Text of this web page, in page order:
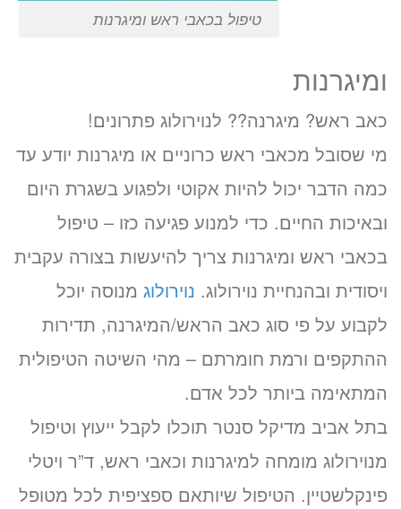
טיפול בכאבי ראש ומיגרנות
ומיגרנות
כאב ראש? מיגרנה?? לנוירולוג פתרונים!
מי שסובל מכאבי ראש כרוניים או מיגרנות יודע עד
כמה הדבר יכול להיות אקוטי ולפגוע בשגרת היום
ובאיכות החיים. כדי למנוע פגיעה כזו – טיפול
בכאבי ראש ומיגרנות צריך להיעשות בצורה עקבית
ויסודית ובהנחיית נוירולוג. נוירולוג מנוסה יוכל
לקבוע על פי סוג כאב הראש/המיגרנה, תדירות
ההתקפים ורמת חומרתם – מהי השיטה הטיפולית
המתאימה ביותר לכל אדם.
בתל אביב מדיקל סנטר תוכלו לקבל ייעוץ וטיפול
מנוירולוג מומחה למיגרנות וכאבי ראש, ד”ר ויטלי
פינקלשטיין. הטיפול שיותאם ספציפית לכל מטופל